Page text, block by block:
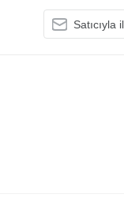
Satıcıyla